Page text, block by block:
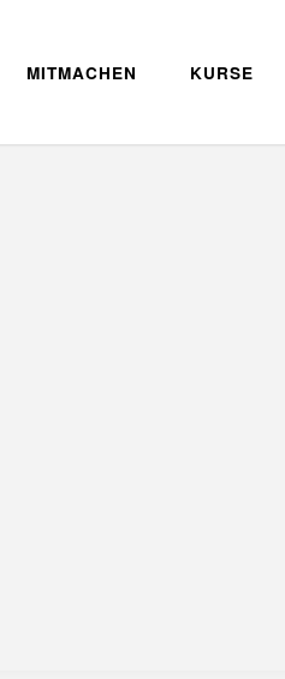
MITMACHEN KURSE